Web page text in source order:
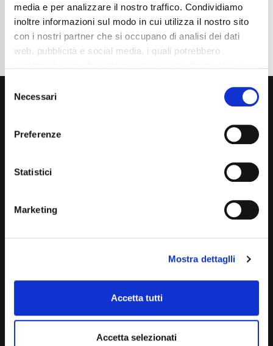
media e per analizzare il nostro traffico. Condividiamo
inoltre informazioni sul modo in cui utilizza il nostro sito
con i nostri partner che si occupano di analisi dei dati
web, pubblicità e social media, i quali potrebbero
mera chiusura del banner non comporta l’accettazione
tutti” o selezionando le diverse categorie di cookies
Selection
Necessari
Preferenze
Statistici
Marketing
Mostra dettaglli
Accetta tutti
Accetta selezionati
Via Giuditta Pasta 2, Como (CO) 22100
info@carspecialist.eu
Dal Lunedì al Venerdì: 09:00 - 12:30 | 14:00 - 19:00
Domenica: chiuso
CONTATTA UN CONSULENTE